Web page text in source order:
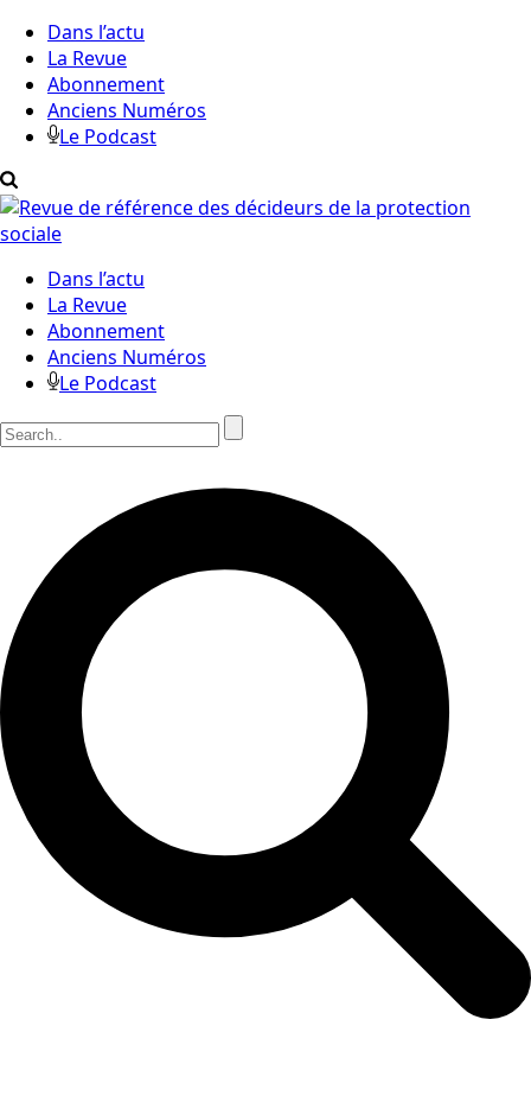
Dans l’actu
La Revue
Abonnement
Anciens Numéros
Le Podcast
Dans l’actu
La Revue
Abonnement
Anciens Numéros
Le Podcast